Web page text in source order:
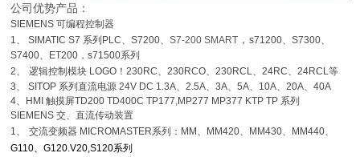
公司优势产品：
SIEMENS可编程控制器
1、 SIMATIC S7 系列 PLC、S7200、S7-200 SMART ，s71200、S7300、
S7400、
ET200，s71500系列
2、 逻辑控制模块 LOGO ！230RC、230RCO、230RCL、24RC、24RCL等
3、 SITOP 系列直流电源 24V DC 1.3A、2.5A、3A、5A、 10A、20A、40A
4、 HMI触摸屏TD200 TD400C TP177,MP277 MP377 KTP TP 系列
SIEMENS交、直流传动装置
1、 交流变频器 MICROMASTER系列： MM 、 MM420、 MM430、 MM440、
G110、G120.V20,S120系列